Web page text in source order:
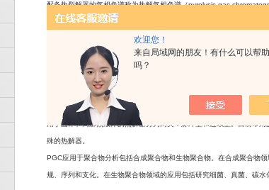
欢迎您！
来自局域网的朋友！有什么可以帮
吗？
配备热裂解器的气相色谱称为热解气相色谱（pyrolysis gas
何有机物（在无氧条件下热分解，其热解产物或碎片一般与母体化合
通常在气相色谱仪的载气（氦气或氮气）中，无氧条件下，将聚合物
裂解。分子的碎裂包括以下过程：失去中性小分子，打开聚合物链产
解产物的性质和相对产率还与热裂解器的设计和热裂解条件有关。影
进样量。
用于固体和高沸点液体的热解器分为两类：脉冲型和连续型。目前常
殊的热解器。
PGC应用于聚合物分析包括合成聚合物和生物聚合物。在合成聚合物
规、序列和支化。在生物聚合物领域的应用包括研究细菌、真菌、碳水